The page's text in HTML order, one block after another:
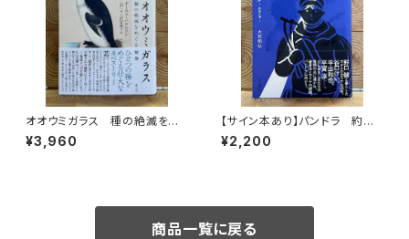
オオウミガラス 種の絶滅をめ
ぐる物語
¥3,960
【サイン本あり】パンドラ 約束
の頂
¥2,200
商品一覧に戻る